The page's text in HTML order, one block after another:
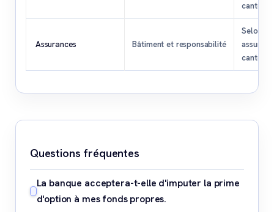
canton
Assurances Bâtiment et responsabilité
Selon
canton
Questions fréquentes
La banque acceptera-t-elle d'imputer la prime
d'option à mes fonds propres.